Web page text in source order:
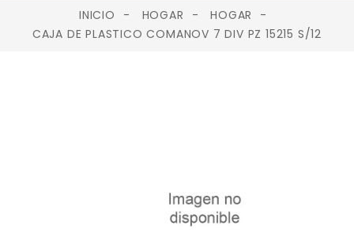
INICIO HOGAR
HOGAR
CAJA DE PLASTICO COMANOV 7 DIV PZ 15215 S/12